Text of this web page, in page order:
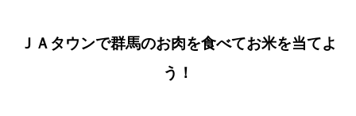
ＪＡタウンで群馬のお肉を食べてお米を当てよ
う！